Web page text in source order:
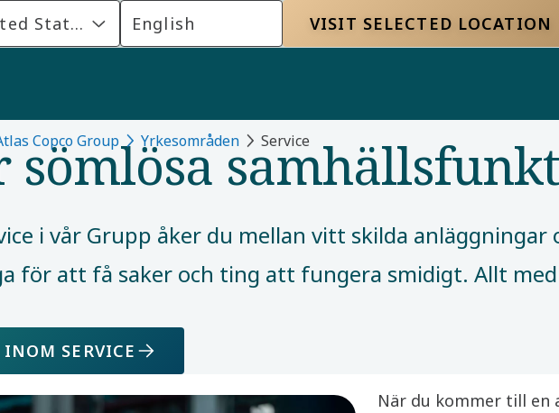
States English VISIT SELECTED LOCATION
Copco Group Yrkesområden Service​
sömlösa
i vår Grupp åker du mellan vitt skilda anläggningar
för att få saker och ting att fungera smidigt. Allt
SERVICE
När du kommer till en